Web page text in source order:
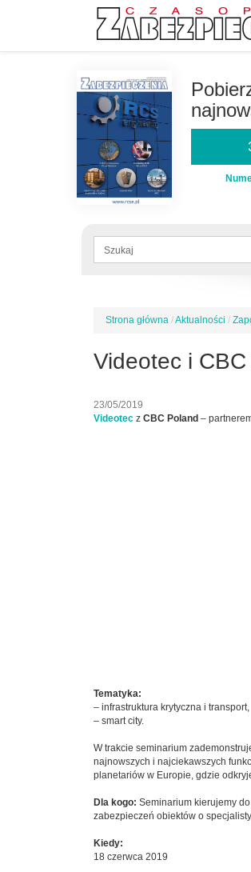
Formularz
Jesteś
Strona główna /Aktualności /
Videotec i
23/05/2019
Videotec z CBC Poland –
Tematyka:
– infrastruktura krytyczna i transport,
– smart city.
W trakcie seminarium
najnowszych i najciekawszych
planetariów w Europie, gdzie
Dla kogo: Seminarium kierujemy
zabezpieczeń obiektów o
Kiedy:
18 czerwca 2019